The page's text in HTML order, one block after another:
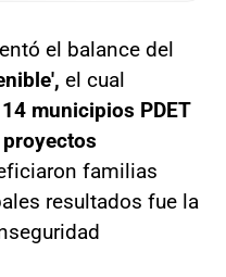
el balance del
el cual
municipios PDET
familias
resultados fue la